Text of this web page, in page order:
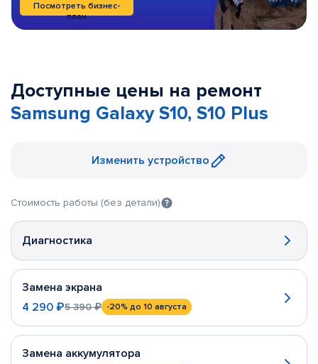
Посмотреть бизнес-
план
Доступные цены на ремонт
Samsung Galaxy S10, S10 Plus
Изменить устройство
Стоимость работы (без детали)
Диагностика
Замена экрана
4 290 ₽5 390 ₽ -20% до 10 августа
Замена аккумулятора